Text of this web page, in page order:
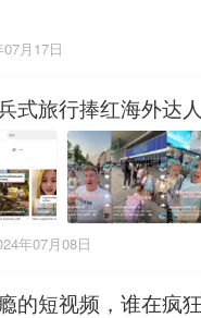
月17日
式旅行捧红海外达人
年07月08日
的短视频，谁在疯